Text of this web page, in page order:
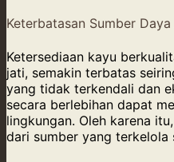
Keterbatasan Sumber Daya
Ketersediaan kayu
jati, semakin terbatas
yang tidak terkendali dan
secara berlebihan dapat
lingkungan. Oleh karena
dari sumber yang terkelola